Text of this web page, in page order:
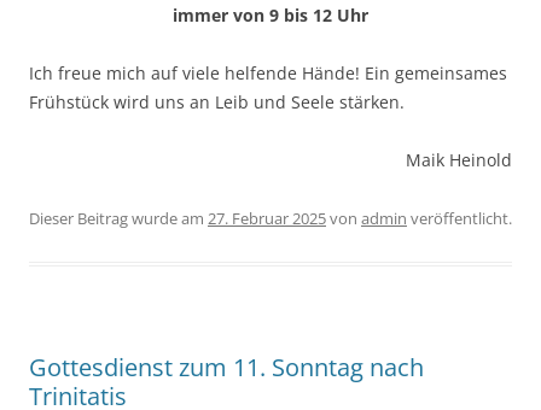
immer von 9 bis 12 Uhr
Ich freue mich auf viele helfende Hände! Ein gemeinsames
Frühstück wird uns an Leib und Seele stärken.
Maik Heinold
Dieser Beitrag wurde am 27. Februar 2025von admin veröffentlicht.
Gottesdienst zum 11. Sonntag nach
Trinitatis